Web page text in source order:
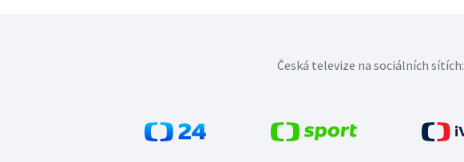
Česká televize na sociálních sítích: